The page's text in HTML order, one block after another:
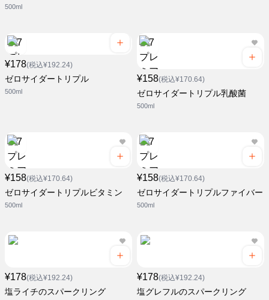
500ml
¥178(税込¥192.24)
ゼロサイダートリプル
500ml
¥158(税込¥170.64)
ゼロサイダートリプル乳酸菌
500ml
¥158(税込¥170.64)
ゼロサイダートリプルビタミン
500ml
¥158(税込¥170.64)
ゼロサイダートリプルファイバー
500ml
¥178(税込¥192.24)
塩ライチのスパークリング
¥178(税込¥192.24)
塩グレフルのスパークリング